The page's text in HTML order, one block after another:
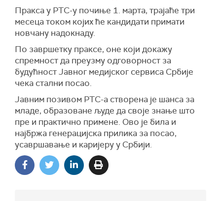
Пракса у РТС-у почиње 1. марта, трајаће три
месеца током којих ће кандидати примати
новчану надокнаду.
По завршетку праксе, оне који докажу
спремност да преузму одговорност за
будућност Јавног медијског сервиса Србије
чека стални посао.
Јавним позивом РТС-а створена је шанса за
младе, образоване људе да своје знање што
пре и практично примене. Ово је била и
најбржа генерацијска прилика за посао,
усавршавање и каријеру у Србији.